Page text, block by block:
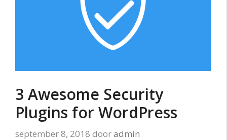
3 Awesome Security
Plugins for WordPress
september 8, 2018 dooradmin